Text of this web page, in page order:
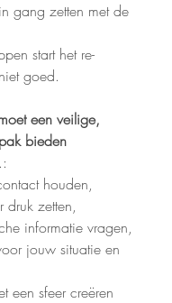
gang zetten met de
start het re-
goed.
een veilige,
bieden
houden,
druk zetten,
informatie vragen,
jouw situatie en
een sfeer creëren